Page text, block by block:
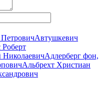
Автушкевич
НиколаевичАдлерберг фон,
Альбрехт Христиан